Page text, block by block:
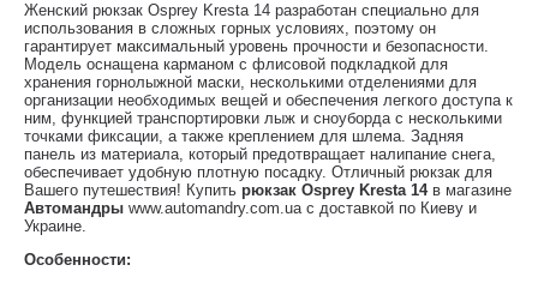
Женский рюкзак Osprey Kresta 14 разработан специально для
использования в сложных горных условиях, поэтому он
гарантирует максимальный уровень прочности и безопасности.
Модель оснащена карманом с флисовой подкладкой для
хранения горнолыжной маски, несколькими отделениями для
организации необходимых вещей и обеспечения легкого доступа к
ним, функцией транспортировки лыж и сноуборда с несколькими
точками фиксации, а также креплением для шлема. Задняя
панель из материала, который предотвращает налипание снега,
обеспечивает удобную плотную посадку. Отличный рюкзак для
Вашего путешествия! Купить рюкзак Osprey Kresta 14в магазине
Автомандры www.automandry.com.ua с доставкой по Киеву и
Украине.
Особенности: